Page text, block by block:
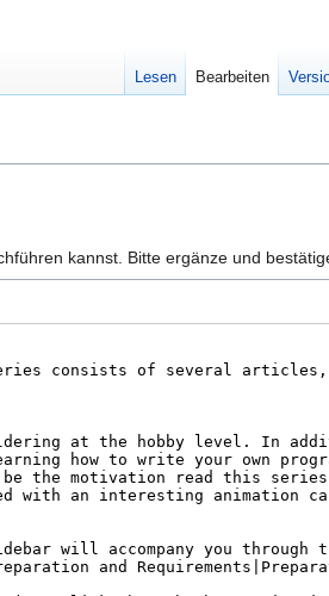
kannst. Bitte ergänze und
Lesen Bearbeiten